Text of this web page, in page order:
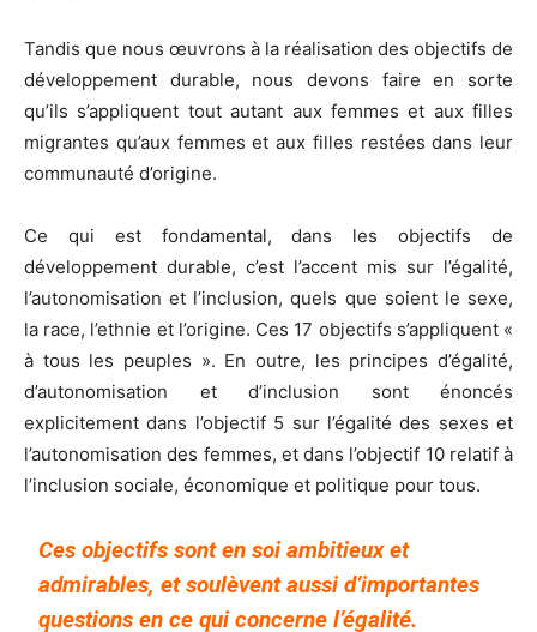
Tandis que nous œuvrons à la réalisation des objectifs de
développement durable, nous devons faire en sorte
qu’ils s’appliquent tout autant aux femmes et aux filles
migrantes qu’aux femmes et aux filles restées dans leur
communauté d’origine.
Ce qui est fondamental, dans les objectifs de
développement durable, c’est l’accent mis sur l’égalité,
l’autonomisation et l’inclusion, quels que soient le sexe,
la race, l’ethnie et l’origine. Ces 17 objectifs s’appliquent «
à tous les peuples ». En outre, les principes d’égalité,
d’autonomisation et d’inclusion sont énoncés
explicitement dans l’objectif 5 sur l’égalité des sexes et
l’autonomisation des femmes, et dans l’objectif 10 relatif à
l’inclusion sociale, économique et politique pour tous.
Ces objectifs sont en soi ambitieux et
admirables, et soulèvent aussi d’importantes
questions en ce qui concerne l’égalité.